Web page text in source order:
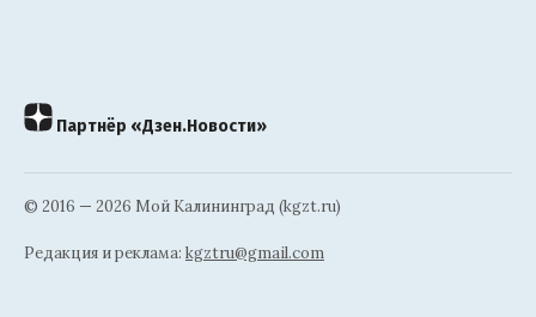
Партнёр «Дзен.Новости»
© 2016 — 2026 Мой Калининград (kgzt.ru)
Редакция и реклама: kgztru@gmail.com